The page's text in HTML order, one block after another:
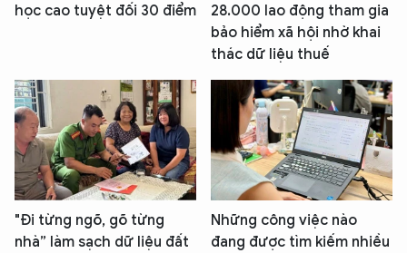
học cao tuyệt đối 30 điểm
28.000 lao động tham gia
bảo hiểm xã hội nhờ khai
thác dữ liệu thuế
"Đi từng ngõ, gõ từng
nhà” làm sạch dữ liệu đất
Những công việc nào
đang được tìm kiếm nhiều